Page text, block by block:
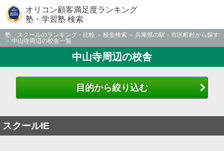
オリコン顧客満足度ランキング
塾・学習塾 検索
塾、スクールのランキング・比較 校舎検索
兵庫県の駅・市区町村から探す
中山寺周辺の校舎一覧
中山寺周辺の校舎
目的から絞り込む
スクールIE